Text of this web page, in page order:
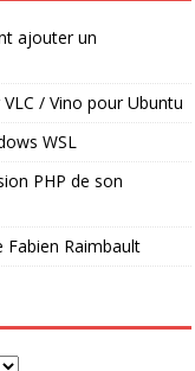
ajouter un
/ Vino pour Ubuntu
WSL
PHP de son
Fabien Raimbault